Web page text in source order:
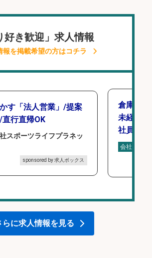
好き歓迎」求人情報
報を掲載希望の方はコチラ
す「法人営業」/提案
行直帰OK
スポーツライフプラネッ
sponsored by 求人ボックス
倉庫で
未経験
社員登用
会社名
らに求人情報を見る